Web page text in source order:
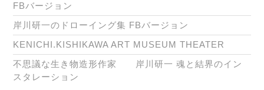
FBバージョン
岸川研一のドローイング集 FBバージョン
KENICHI.KISHIKAWA ART MUSEUM THEATER
不思議な生き物造形作家 岸川研一 魂と結界のイン
スタレーション